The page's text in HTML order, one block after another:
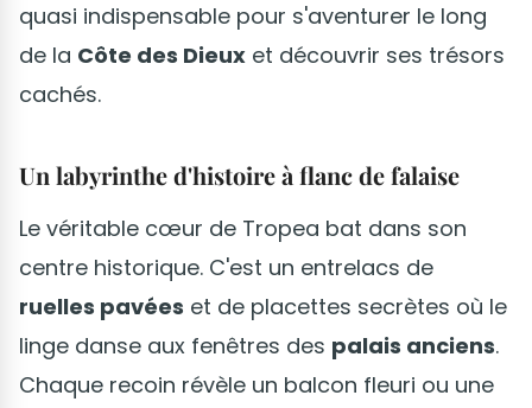
quasi indispensable pour s'aventurer le long
de la Côte des Dieux et découvrir ses trésors
cachés.
Un labyrinthe d'histoire à flanc de falaise
Le véritable cœur de Tropea bat dans son
centre historique. C'est un entrelacs de
ruelles pavées et de placettes secrètes où le
linge danse aux fenêtres des palais anciens.
Chaque recoin révèle un balcon fleuri ou une